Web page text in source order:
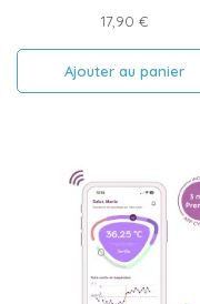
Prix
17,90 €
Ajouter au panier